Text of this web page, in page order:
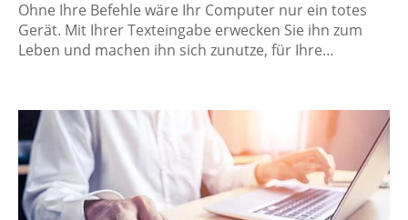
Ohne Ihre Befehle wäre Ihr Computer nur ein totes
Gerät. Mit Ihrer Texteingabe erwecken Sie ihn zum
Leben und machen ihn sich zunutze, für Ihre…